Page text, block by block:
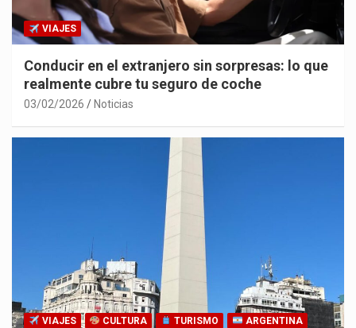
VIAJES
Conducir en el extranjero sin sorpresas: lo que
realmente cubre tu seguro de coche
03/02/2026 Noticias
VIAJES CULTURA TURISMO ARGENTINA